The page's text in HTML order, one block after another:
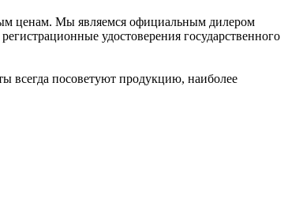
ценам. Мы являемся официальным дилером
удостоверения государственного
всегда посоветуют продукцию, наиболее